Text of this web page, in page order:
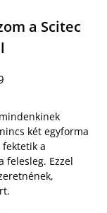
a Scitec
két egyforma
fektetik a
felesleg. Ezzel